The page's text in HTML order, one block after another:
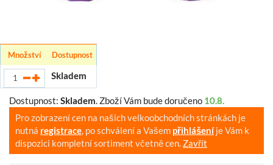
Množství Dostupnost
Skladem
Dostupnost: Skladem. Zboží Vám bude doručeno 10.8.
Pro zobrazení cen na našich velkoobchodních stránkách je
nutná registrace, po schválení a Vašem přihlášeníje Vám k
dispozici kompletní sortiment včetně cen. Zavřít